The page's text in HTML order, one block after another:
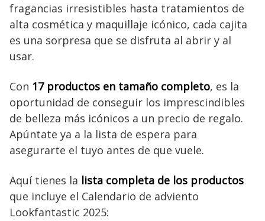
fragancias irresistibles hasta tratamientos de
alta cosmética y maquillaje icónico, cada cajita
es una sorpresa que se disfruta al abrir y al
usar.
Con 17 productos en tamaño completo, es la
oportunidad de conseguir los imprescindibles
de belleza más icónicos a un precio de regalo.
Apúntate ya a la lista de espera para
asegurarte el tuyo antes de que vuele.
Aquí tienes la lista completa de los productos
que incluye el Calendario de adviento
Lookfantastic 2025: